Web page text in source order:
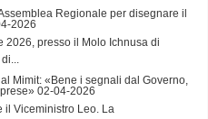
Regionale per disegnare il
2026
2026, presso il Molo Ichnusa di
Mimit: «Bene i segnali dal Governo,
02-04-2026
il Viceministro Leo. La